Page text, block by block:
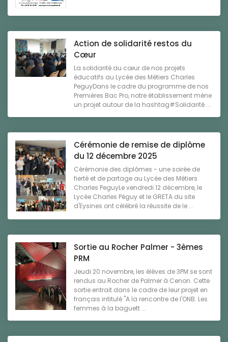
Action de solidarité restos du
Cœur
La solidarité au cœur de nos projets
éducatifs au Lycée des Métiers Charles
PeguyDans le cadre du programme de nos
Premières Bac Pro, notre établissement mène
un projet autour de la hashtag#Solidarité ...
Cérémonie de remise de diplôme
du 12 décembre 2025
Cérémonie des diplômes - une soirée de
fierté et de partage au Lycée des Métiers
Charles PeguyLe vendredi 12 décembre, le
Lycée Charles Péguy et le GRETA du site
d'Eysines ont célébré la réussite de le ...
Sortie au Rocher Palmer - 3èmes
PRM
Jeudi 20 novembre, les élèves de 3PM se sont
rendus au Rocher de Palmer à Cenon. Cette
sortie entrait dans le cadre de leur projet en
français intitulé "A la rencontre de l'ONB. Les
femmes à la baguett ...